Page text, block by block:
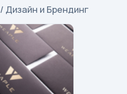
/ Дизайн и Брендинг